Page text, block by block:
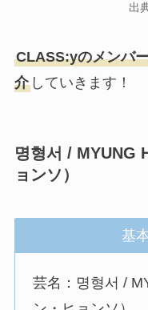
出
CLASS:yのメンバ
介していきます！
명형서 / MYUNG
ョンソ）
基
芸名：명형서 /